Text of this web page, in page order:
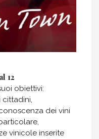
12
obiettivi:
cittadini,
dei vini
vinicole inserite